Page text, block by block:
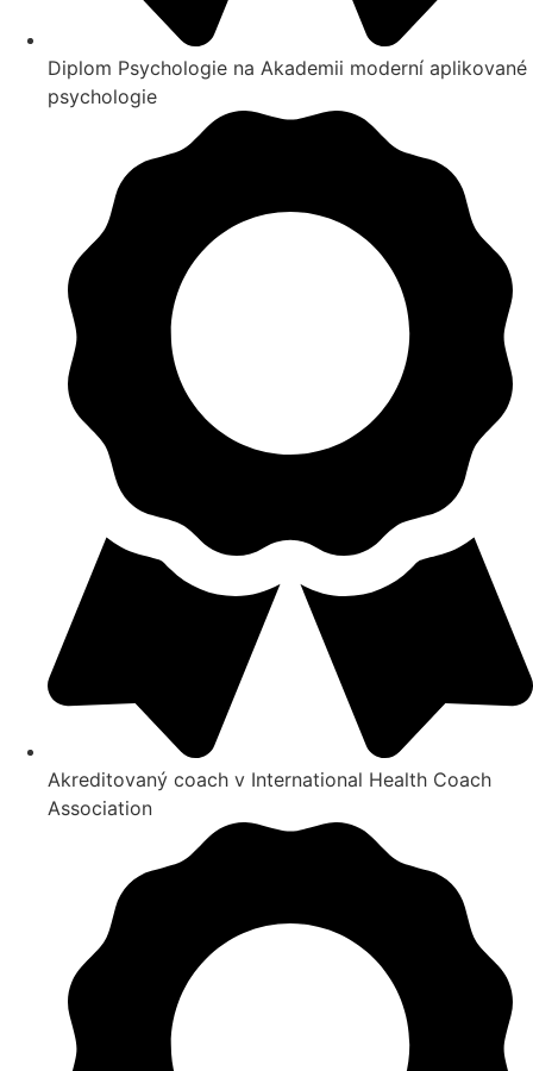
Diplom Psychologie na Akademii moderní aplikované
psychologie
Akreditovaný coach v International Health Coach
Association